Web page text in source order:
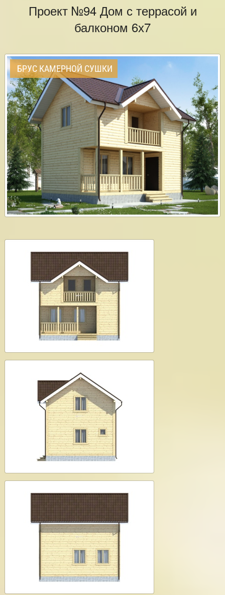
Проект №94 Дом с террасой и
балконом 6х7
БРУС КАМЕРНОЙ СУШКИ